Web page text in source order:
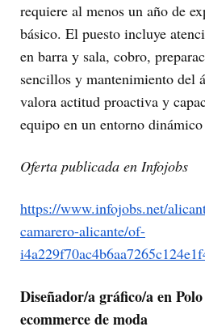
requiere al menos un año de
básico. El puesto incluye
en barra y sala, cobro,
sencillos y mantenimiento del
valora actitud proactiva y
equipo en un entorno
Oferta publicada en Infojobs
https://www.infojobs.net/
camarero-alicante/of-
Diseñador/a gráfico/a en
ecommerce de moda